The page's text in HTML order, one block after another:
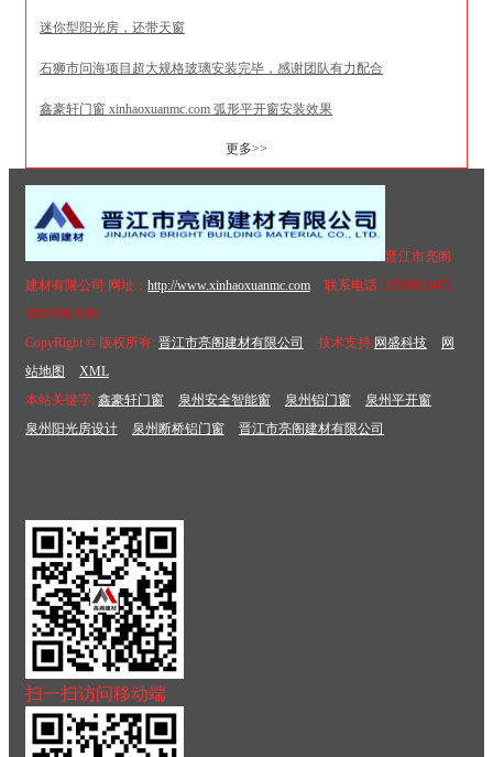
迷你型阳光房，还带天窗
石狮市问海项目超大规格玻璃安装完毕，感谢团队有力配合
鑫豪轩门窗 xinhaoxuanmc.com 弧形平开窗安装效果
更多>>
晋江市亮阁
建材有限公司 网址： http://www.xinhaoxuanmc.com 联系电话 13788816471
18059983016
CopyRight © 版权所有: 晋江市亮阁建材有限公司 技术支持:网盛科技
网
站地图
XML
本站关键字: 鑫豪轩门窗 泉州安全智能窗 泉州铝门窗
泉州平开窗
泉州阳光房设计
泉州断桥铝门窗 晋江市亮阁建材有限公司
扫一扫访问移动端